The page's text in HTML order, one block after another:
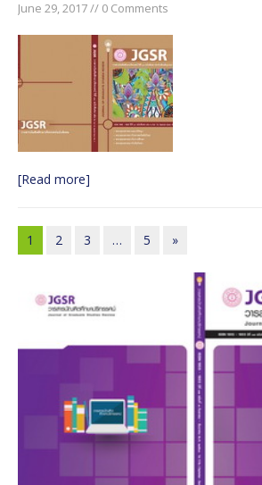
June 29, 2017 // 0 Comments
[Read more]
1 2 3 … 5 »